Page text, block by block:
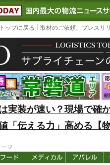
LOGISTICS TODAY｜
ップに戻る 取材のご依頼、プレスリ
実装が速い？現場で確
「伝える力」高める【
マ